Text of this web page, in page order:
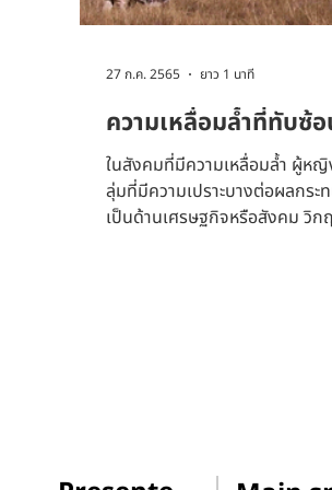
ความเหลื่อมล้ำที่ทับซ้อ
ในสังคมที่มีความเหลื่อมล้ำ ผู้หญิ
ลุ่มที่มีความเปราะบางต่อผลกระ
เป็นด้านเศรษฐกิจหรือสังคม วิก
27 ก.ค. 2565 ยาว 1 นาที